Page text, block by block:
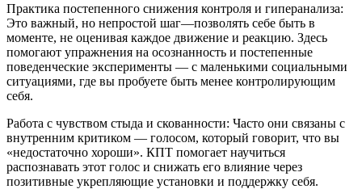
Практика постепенного снижения контроля и гиперанализа:
Это важный, но непростой шаг—позволять себе быть в
моменте, не оценивая каждое движение и реакцию. Здесь
помогают упражнения на осознанность и постепенные
поведенческие эксперименты — с маленькими социальными
ситуациями, где вы пробуете быть менее контролирующим
себя.
Работа с чувством стыда и скованности: Часто они связаны с
внутренним критиком — голосом, который говорит, что вы
«недостаточно хороши». КПТ помогает научиться
распознавать этот голос и снижать его влияние через
позитивные укрепляющие установки и поддержку себя.